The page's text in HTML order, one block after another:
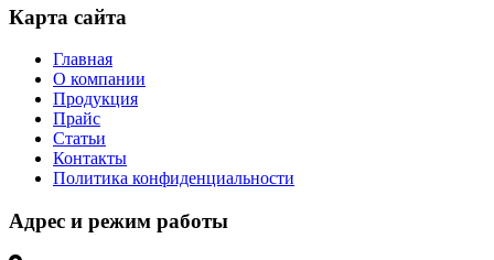
Карта сайта
Главная
О компании
Продукция
Прайс
Статьи
Контакты
Политика конфиденциальности
Адрес и режим работы